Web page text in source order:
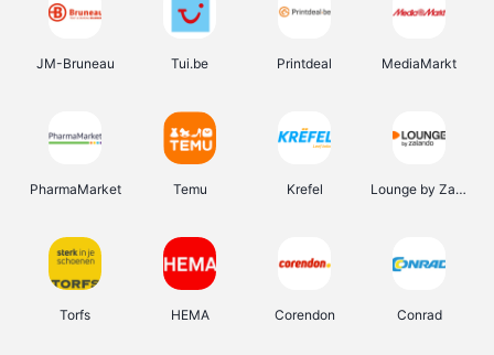
JM-Bruneau Tui.be Printdeal MediaMarkt
PharmaMarket Temu Krefel Lounge by Zalando
Torfs HEMA Corendon Conrad